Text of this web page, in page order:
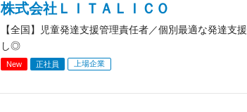
株式会社ＬＩＴＡＬＩＣＯ
【全国】児童発達支援管理責任者／個別最適な発達
し◎
New 正社員 上場企業